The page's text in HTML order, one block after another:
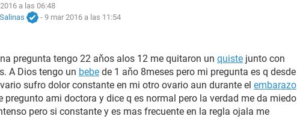
a las 06:48
- 9 mar 2016 a las 11:54
pregunta tengo 22 aňos alos 12 me quitaron un quiste junto con
A Dios tengo un bebe de 1 aňo 8meses pero mi pregunta es q desde
sufro dolor constante en mi otro ovario aun durante el embarazo
pregunto ami doctora y dice q es normal pero la verdad me da miedo
pero si constante y es mas frecuente en la regla ojala me